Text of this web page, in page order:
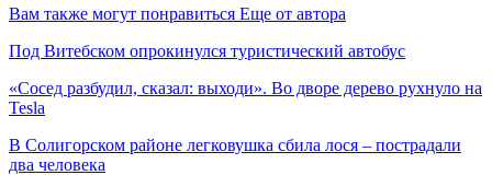
Вам также могут понравиться Еще от автора
Под Витебском опрокинулся туристический автобус
«Сосед разбудил, сказал: выходи». Во дворе дерево рухнуло на
Tesla
В Солигорском районе легковушка сбила лося – пострадали
два человека